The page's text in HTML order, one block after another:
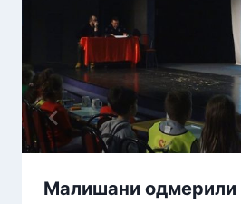
Малишани одмерили